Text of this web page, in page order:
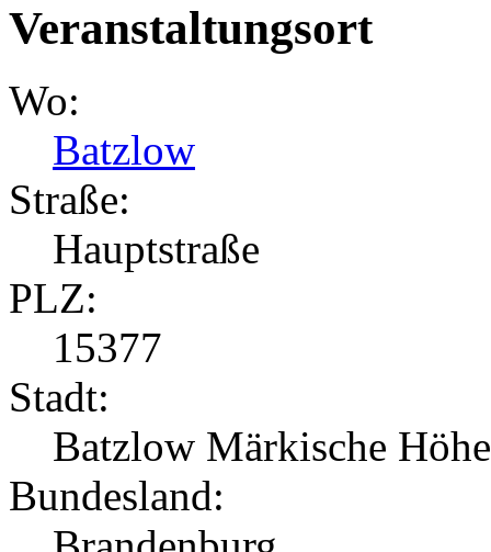
Veranstaltungsort
Wo:
Batzlow
Straße:
Hauptstraße
PLZ:
15377
Stadt:
Batzlow Märkische Höhe
Bundesland: